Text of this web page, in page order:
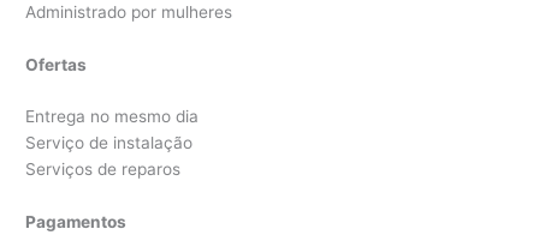
Administrado por mulheres
Ofertas
Entrega no mesmo dia
Serviço de instalação
Serviços de reparos
Pagamentos